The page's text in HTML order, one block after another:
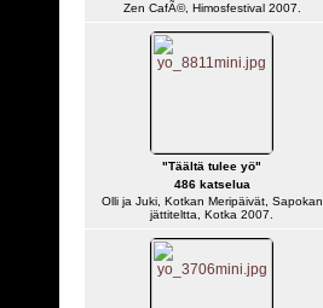
Zen CafÃ©, Himosfestival 2007.
"Täältä tulee yö"
486 katselua
Olli ja Juki, Kotkan Meripäivät, Sapokan
jättiteltta, Kotka 2007.